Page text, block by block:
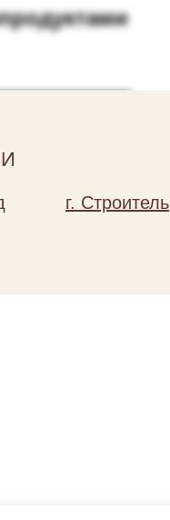
г. Строитель
соус Ранч, сыр